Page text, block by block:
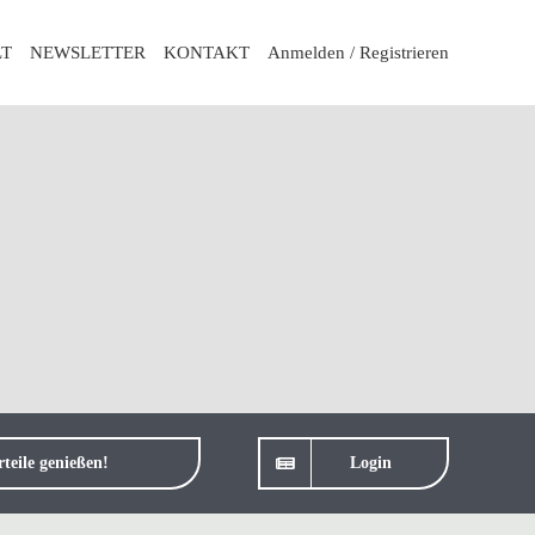
NEWSLETTER KONTAKT Anmelden / Registrieren
genießen! Login